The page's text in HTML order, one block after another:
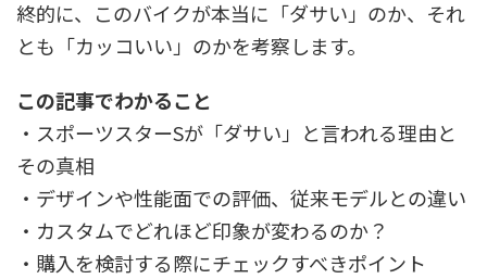
終的に、このバイクが本当に「ダサい」のか、それ
とも「カッコいい」のかを考察します。
この記事でわかること
・スポーツスターSが「ダサい」と言われる理由と
その真相
・デザインや性能面での評価、従来モデルとの違い
・カスタムでどれほど印象が変わるのか？
・購入を検討する際にチェックすべきポイント